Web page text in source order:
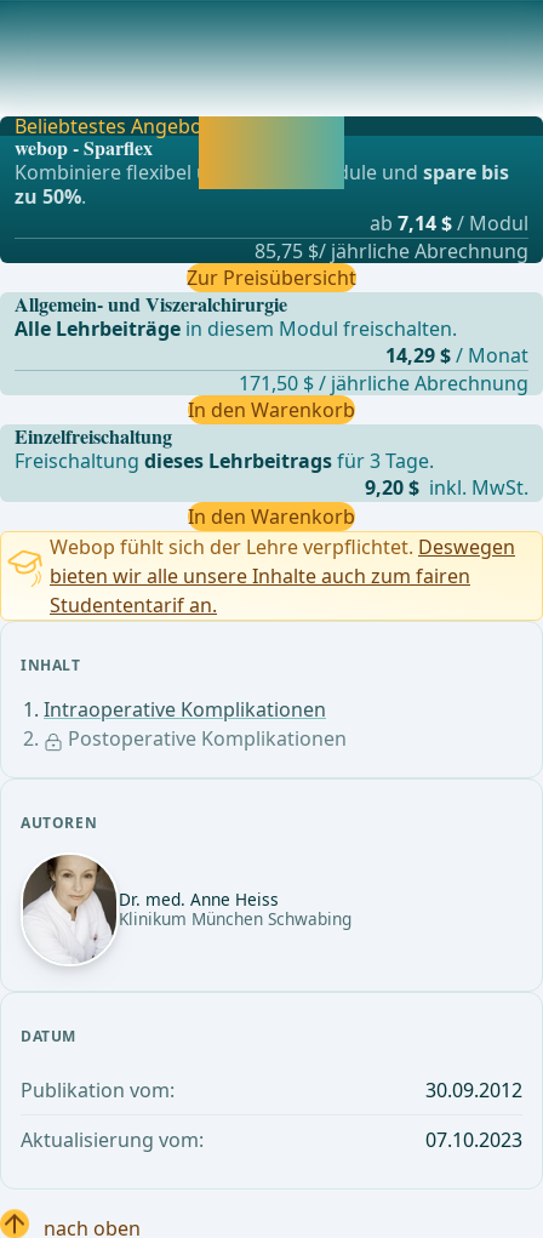
INHALT
Intraoperative Komplikationen
Postoperative Komplikationen
AUTOREN
Dr. med. Anne Heiss
Klinikum München Schwabing
DATUM
Publikation vom:
30.09.2012
Aktualisierung vom:
07.10.2023
Postoperative Komplikationen
Allgemeine postoperative KomplikationenEs gelten die
allgemeinen Risiken abdominalchirurgischer Ein
Einzelfreischaltung
Freischaltungdieses Lehrbeitragsfür 3 Tage.
9,20 $ inkl. MwSt.
In den Warenkorb
Beliebtestes Angebot
webop - Sparflex
Kombiniere flexibel unsere Lernmodule undspare bis
zu 50%.
ab 7,14 $/ Modul
85,75 $/ jährliche Abrechnung
Zur Preisübersicht
Allgemein- und Viszeralchirurgie
Alle Lehrbeiträge in diesem Modul freischalten.
14,29 $/ Monat
171,50 $ / jährliche Abrechnung
In den Warenkorb
Webop fühlt sich der Lehre verpflichtet. Deswegen
bieten wir alle unsere Inhalte auch zum fairen
Studententarif an.
nach oben